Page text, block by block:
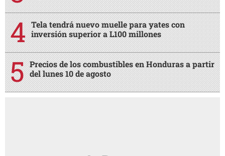
Tela tendrá nuevo muelle para yates con
inversión superior a L100 millones
Precios de los combustibles en Honduras a partir
del lunes 10 de agosto